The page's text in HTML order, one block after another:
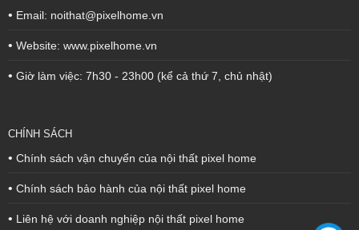
• Email: noithat@pixelhome.vn
• Website: www.pixelhome.vn
• Giờ làm việc: 7h30 - 23h00 (kể cả thứ 7, chủ nhật)
CHÍNH SÁCH
• Chính sách vận chuyển của nội thất pixel home
• Chính sách bảo hành của nội thất pixel home
• Liên hệ với doanh nghiệp nội thất pixel home